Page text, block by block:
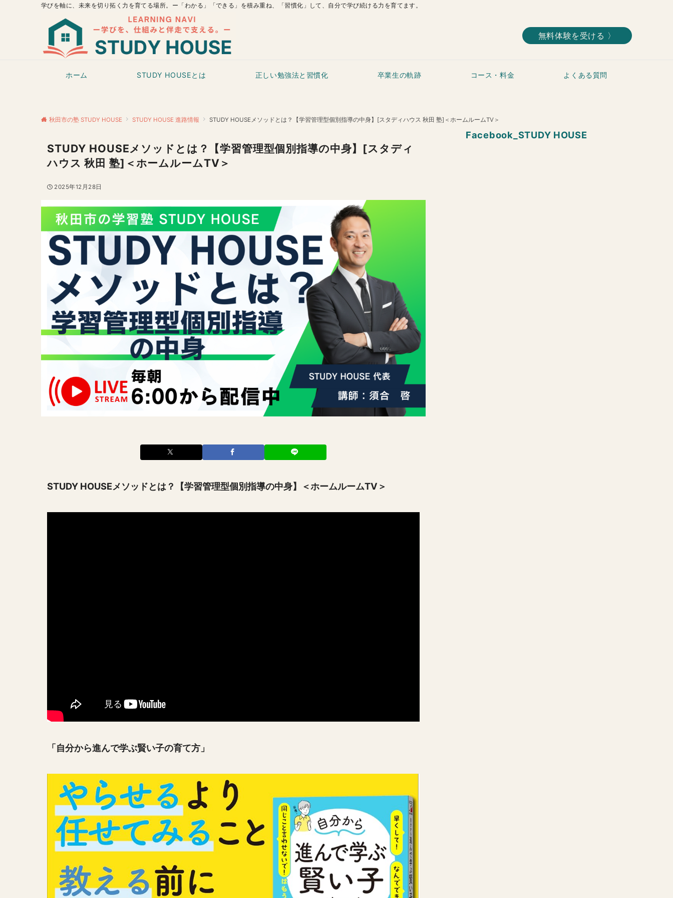
学びを軸に、未来を切り拓く力を育てる場所。ー「わかる」「できる」を積み重ね、「習慣化」して、自分で学び続ける力を育てます。
無料体験を受ける 〉
ホーム STUDY HOUSEとは 正しい勉強法と習慣化 卒業生の軌跡 コース・料金 よくある質問
秋田市の塾 STUDY HOUSE STUDY HOUSE 進路情報 STUDY HOUSEメソッドとは？【学習管理型個別指導の中身】[スタディハウス 秋田 塾]＜ホームルームTV＞
STUDY HOUSEメソッドとは？【学習管理型個別指導の中身】[スタディ
ハウス 秋田 塾]＜ホームルームTV＞
2025年12月28日
STUDY HOUSEメソッドとは？【学習管理型個別指導の中身】＜ホームルームTV＞
「自分から進んで学ぶ賢い子の育て方」
Facebook_STUDY HOUSE